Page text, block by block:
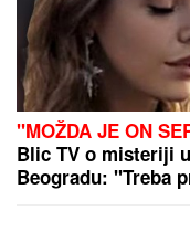
"MOŽDA JE ON
Blic TV o misteriji
Beogradu: "Treba